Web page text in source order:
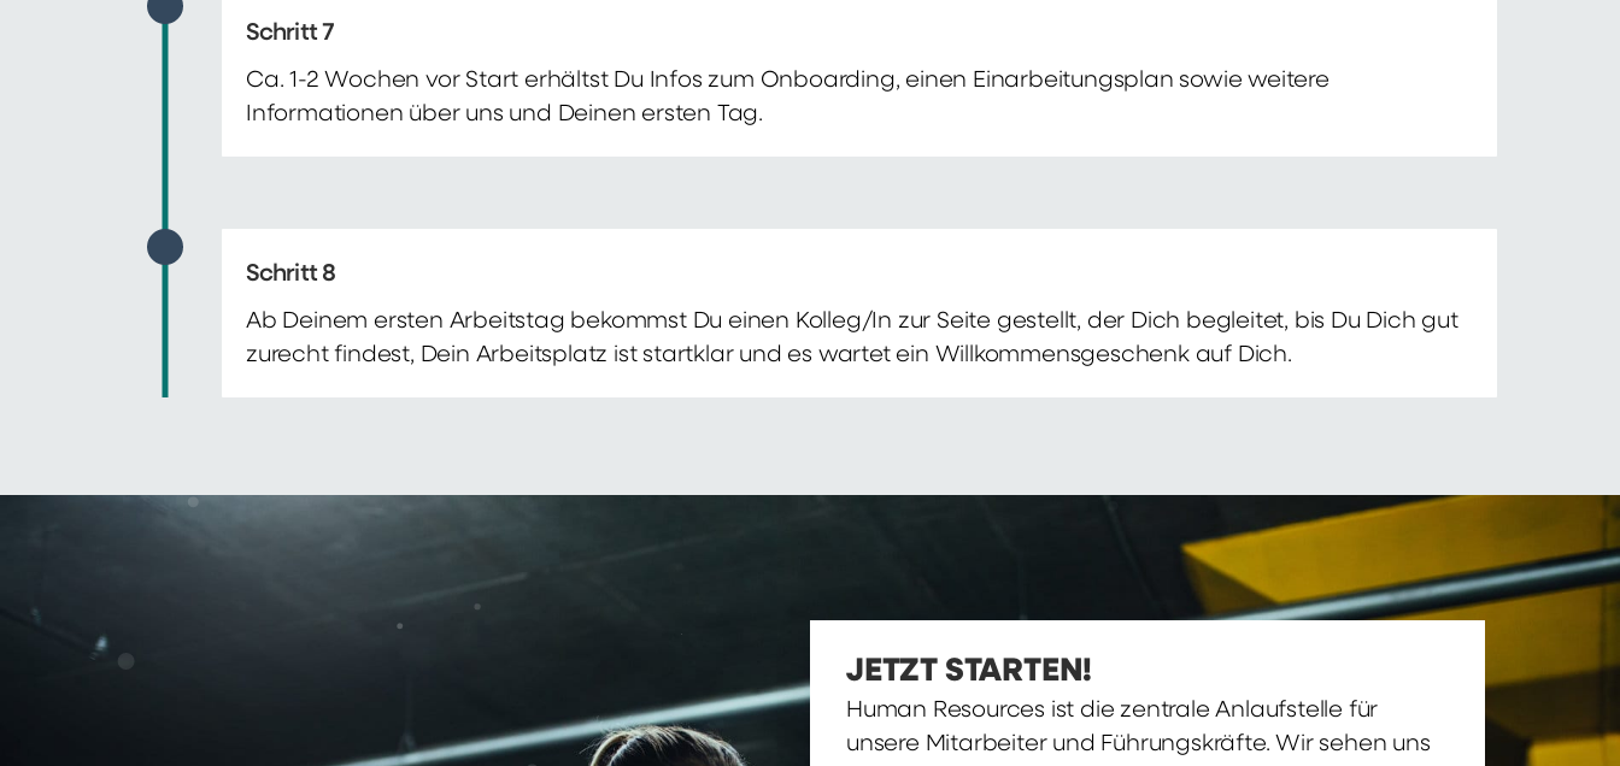
Schritt 7
Ca. 1-2 Wochen vor Start erhältst Du Infos zum Onboarding, einen Einarbeitungsplan sowie weitere
Informationen über uns und Deinen ersten Tag.
Schritt 8
Ab Deinem ersten Arbeitstag bekommst Du einen Kolleg/In zur Seite gestellt, der Dich begleitet, bis Du Dich gut
zurecht findest, Dein Arbeitsplatz ist startklar und es wartet ein Willkommensgeschenk auf Dich.
JETZT STARTEN!
Human Resources ist die zentrale Anlaufstelle für
unsere Mitarbeiter und Führungskräfte. Wir sehen uns